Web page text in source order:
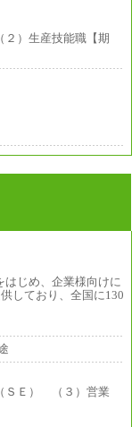
）生産技能職【期
はじめ、企業様向けに
しており、全国に130
ＳＥ） （３）営業